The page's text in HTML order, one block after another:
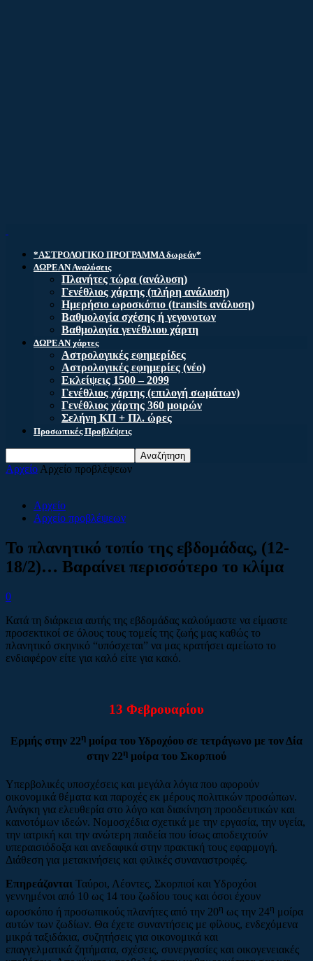
*ΑΣΤΡΟΛΟΓΙΚΟ ΠΡΟΓΡΑΜΜΑ δωρεάν*
ΔΩΡΕΑΝ Αναλύσεις
Πλανήτες τώρα (ανάλυση)
Γενέθλιος χάρτης (πλήρη ανάλυση)
Ημερήσιο ωροσκόπιο (transits ανάλυση)
Βαθμολογία σχέσης ή γεγονοτων
Βαθμολογία γενέθλιου χάρτη
ΔΩΡΕΑΝ χάρτες
Αστρολογικές εφημερίδες
Αστρολογικές εφημερίες (νέο)
Εκλείψεις 1500 – 2099
Γενέθλιος χάρτης (επιλογή σωμάτων)
Γενέθλιος χάρτης 360 μοιρών
Σελήνη ΚΠ + Πλ. ώρες
Προσωπικές Προβλέψεις
Αρχείο Αρχείο προβλέψεων
Αρχείο
Αρχείο προβλέψεων
Το πλανητικό τοπίο της εβδομάδας, (12-
18/2)… Βαραίνει περισσότερο το κλίμα
0
Κατά τη διάρκεια αυτής της εβδομάδας καλούμαστε να είμαστε
προσεκτικοί σε όλους τους τομείς της ζωής μας καθώς το
πλανητικό σκηνικό “υπόσχεται” να μας κρατήσει αμείωτο το
ενδιαφέρον είτε για καλό είτε για κακό.
13 Φεβρουαρίου
Ερμής στην 22η μοίρα του Υδροχόου σε τετράγωνο με τον Δία
στην 22η μοίρα του Σκορπιού
Υπερβολικές υποσχέσεις και μεγάλα λόγια που αφορούν
οικονομικά θέματα και παροχές εκ μέρους πολιτικών προσώπων.
Ανάγκη για ελευθερία στο λόγο και διακίνηση προοδευτικών και
καινοτόμων ιδεών. Νομοσχέδια σχετικά με την εργασία, την υγεία,
την ιατρική και την ανώτερη παιδεία που ίσως αποδειχτούν
υπεραισιόδοξα και ανεδαφικά στην πρακτική τους εφαρμογή.
Διάθεση για μετακινήσεις και φιλικές συναναστροφές.
Επηρεάζονται Ταύροι, Λέοντες, Σκορπιοί και Υδροχόοι
γεννημένοι από 10 ως 14 του ζωδίου τους και όσοι έχουν
ωροσκόπο ή προσωπικούς πλανήτες από την 20η ως την 24η μοίρα
αυτών των ζωδίων. Θα έχετε συναντήσεις με φίλους, ενδεχόμενα
μικρά ταξιδάκια, συζητήσεις για οικονομικά και
επαγγελματικά ζητήματα, σχέσεις, συνεργασίες και οικογενειακές